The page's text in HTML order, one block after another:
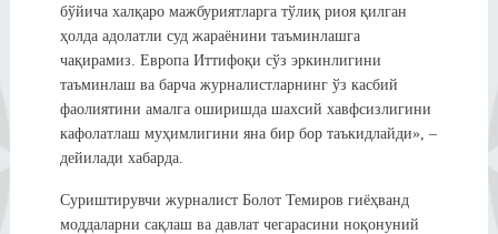
бўйича халқаро мажбуриятларга тўлиқ риоя қилган
ҳолда адолатли суд жараёнини таъминлашга
чақирамиз. Европа Иттифоқи сўз эркинлигини
таъминлаш ва барча журналистларнинг ўз касбий
фаолиятини амалга оширишда шахсий хавфсизлигини
кафолатлаш муҳимлигини яна бир бор таъкидлайди», –
дейилади хабарда.
Суриштирувчи журналист Болот Темиров гиёҳванд
моддаларни сақлаш ва давлат чегарасини ноқонуний